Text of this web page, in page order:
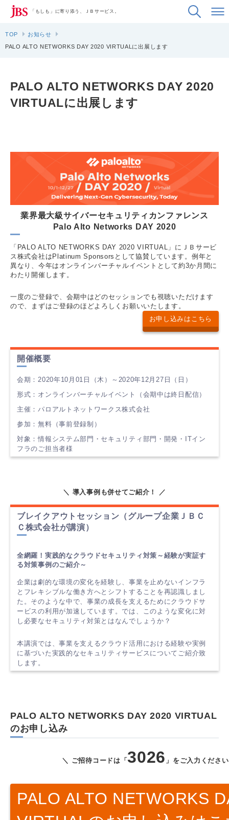
「もしも」に寄り添う、ＪＢサービス。
TOP
お知らせ
PALO ALTO NETWORKS DAY 2020 VIRTUALに出展します
PALO ALTO NETWORKS DAY 2020
VIRTUALに出展します
業界最大級サイバーセキュリティカンファレンス
Palo Alto Networks DAY 2020
「PALO ALTO NETWORKS DAY 2020 VIRTUAL」にＪＢサービ
ス株式会社はPlatinum Sponsorsとして協賛しています。例年と
異なり、今年はオンラインバーチャルイベントとして約3か月間に
わたり開催します。
一度のご登録で、会期中はどのセッションでも視聴いただけます
ので、まずはご登録のほどよろしくお願いいたします。
お申し込みはこちら
開催概要
会期：2020年10月01日（木）～2020年12月27日（日）
形式：オンラインバーチャルイベント（会期中は終日配信）
主催：パロアルトネットワークス株式会社
参加：無料（事前登録制）
対象：情報システム部門・セキュリティ部門・開発・ITイン
フラのご担当者様
＼ 導入事例も併せてご紹介！ ／
ブレイクアウトセッション（グループ企業ＪＢＣ
Ｃ株式会社が講演）
全網羅！実践的なクラウドセキュリティ対策～経験が実証す
る対策事例のご紹介～
企業は劇的な環境の変化を経験し、事業を止めないインフラ
とフレキシブルな働き方へとシフトすることを再認識しまし
た。そのような中で、事業の成長を支えるためにクラウドサ
ービスの利用が加速しています。では、このような変化に対
し必要なセキュリティ対策とはなんでしょうか？
本講演では、事業を支えるクラウド活用における経験や実例
に基づいた実践的なセキュリティサービスについてご紹介致
します。
PALO ALTO NETWORKS DAY 2020 VIRTUAL
のお申し込み
＼ ご招待コードは「3026 」をご入力くださ
PALO ALTO NETWORKS